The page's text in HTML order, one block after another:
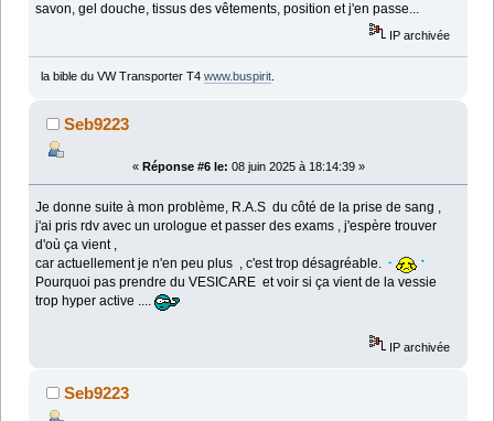
savon, gel douche, tissus des vêtements, position et j'en passe...
IP archivée
la bible du VW Transporter T4 www.buspirit.
Seb9223
« Réponse #6 le: 08 juin 2025 à 18:14:39 »
Je donne suite à mon problème, R.A.S du côté de la prise de sang ,
j'ai pris rdv avec un urologue et passer des exams , j'espère trouver
d'où ça vient ,
car actuellement je n'en peu plus , c'est trop désagréable.
Pourquoi pas prendre du VESICARE et voir si ça vient de la vessie
trop hyper active ....
IP archivée
Seb9223